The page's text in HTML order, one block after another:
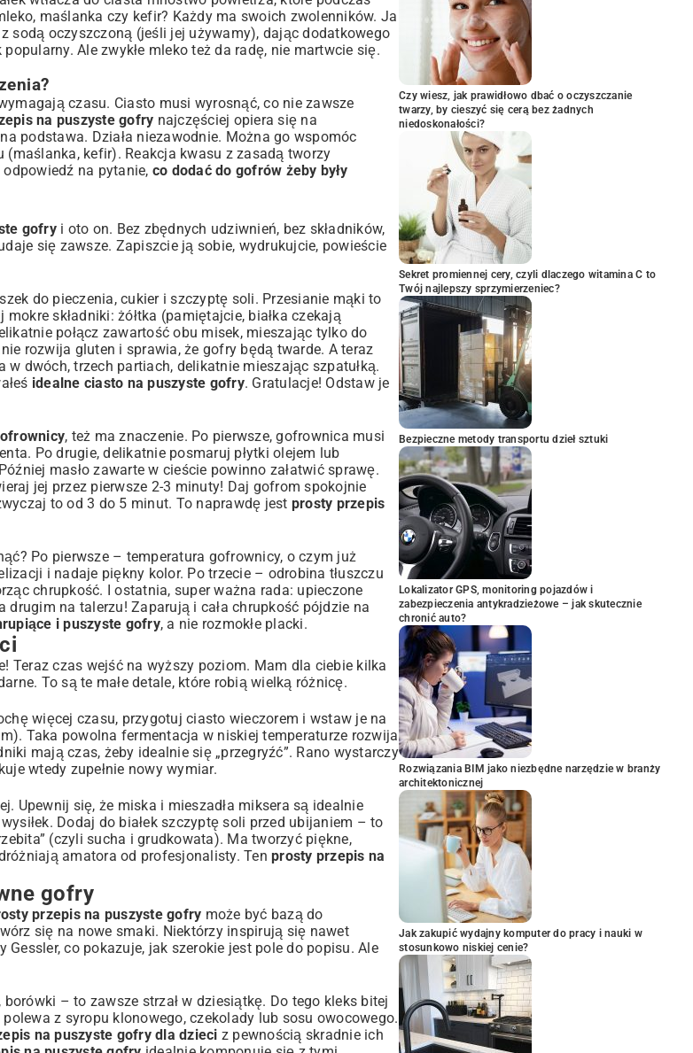
maślanka czy kefir? Każdy ma swoich zwolenników. Ja
sodą oczyszczoną (jeśli jej używamy), dając dodatkowego
popularny. Ale zwykłe mleko też da radę, nie martwcie się.
czasu. Ciasto musi wyrosnąć, co nie zawsze
na puszyste gofry najczęściej opiera się na
podstawa. Działa niezawodnie. Można go wspomóc
(maślanka, kefir). Reakcja kwasu z zasadą tworzy
na pytanie, co dodać do gofrów żeby były
gofryi oto on. Bez zbędnych udziwnień, bez składników,
się zawsze. Zapiszcie ją sobie, wydrukujcie, powieście
do pieczenia, cukier i szczyptę soli. Przesianie mąki to
składniki: żółtka (pamiętajcie, białka czekają
połącz zawartość obu misek, mieszając tylko do
rozwija gluten i sprawia, że gofry będą twarde. A teraz
dwóch, trzech partiach, delikatnie mieszając szpatułką.
idealne ciasto na puszyste gofry. Gratulacje! Odstaw je
, też ma znaczenie. Po pierwsze, gofrownica musi
Po drugie, delikatnie posmaruj płytki olejem lub
masło zawarte w cieście powinno załatwić sprawę.
jej przez pierwsze 2-3 minuty! Daj gofrom spokojnie
to od 3 do 5 minut. To naprawdę jest prosty przepis
Po pierwsze – temperatura gofrownicy, o czym już
i nadaje piękny kolor. Po trzecie – odrobina tłuszczu
chrupkość. I ostatnia, super ważna rada: upieczone
drugim na talerzu! Zaparują i cała chrupkość pójdzie na
i puszyste gofry, a nie rozmokłe placki.
Teraz czas wejść na wyższy poziom. Mam dla ciebie kilka
To są te małe detale, które robią wielką różnicę.
więcej czasu, przygotuj ciasto wieczorem i wstaw je na
Taka powolna fermentacja w niskiej temperaturze rozwija
mają czas, żeby idealnie się „przegryźć”. Rano wystarczy
wtedy zupełnie nowy wymiar.
Upewnij się, że miska i mieszadła miksera są idealnie
Dodaj do białek szczyptę soli przed ubijaniem – to
(czyli sucha i grudkowata). Ma tworzyć piękne,
amatora od profesjonalisty. Ten prosty przepis na
gofry
przepis na puszyste gofry może być bazą do
się na nowe smaki. Niektórzy inspirują się nawet
Gessler, co pokazuje, jak szerokie jest pole do popisu. Ale
– to zawsze strzał w dziesiątkę. Do tego kleks bitej
z syropu klonowego, czekolady lub sosu owocowego.
na puszyste gofry dla dzieci z pewnością skradnie ich
Czy wiesz, jak prawidłowo dbać o oczyszczanie
twarzy, by cieszyć się cerą bez żadnych
niedoskonałości?
Sekret promiennej cery, czyli dlaczego witamina C to
Twój najlepszy sprzymierzeniec?
Bezpieczne metody transportu dzieł sztuki
Lokalizator GPS, monitoring pojazdów i
zabezpieczenia antykradzieżowe – jak skutecznie
chronić auto?
Rozwiązania BIM jako niezbędne narzędzie w branży
architektonicznej
Jak zakupić wydajny komputer do pracy i nauki w
stosunkowo niskiej cenie?